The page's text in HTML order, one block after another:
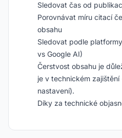
Sledovat čas od
Porovnávat míru citací
obsahu
Sledovat podle
vs Google AI)
Čerstvost obsahu je
je v technickém
nastavení).
Díky za technické